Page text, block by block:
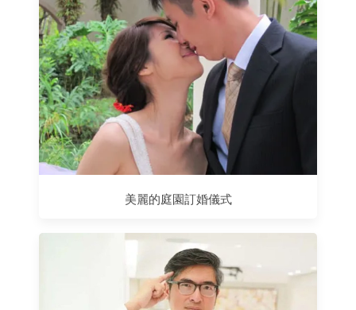
美麗的庭園訂婚儀式